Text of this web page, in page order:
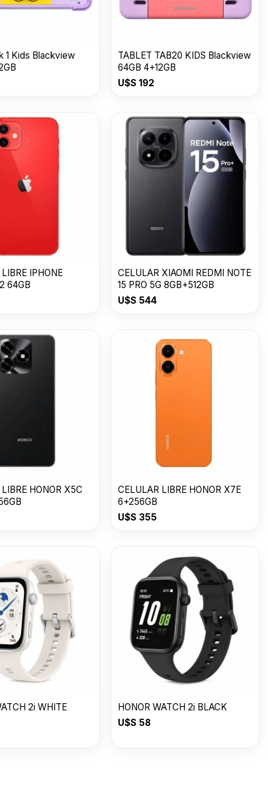
LED COLORES
$499
HCD3588
$
1 Kids Blackview
TABLET TAB20 KIDS Blackview
64GB 4+12GB
U$S 192
IPHONE
64GB
CELULAR XIAOMI REDMI NOTE
15 PRO 5G 8GB+512GB
U$S 544
HONOR X5C
CELULAR LIBRE HONOR X7E
6+256GB
U$S 355
2i WHITE
HONOR WATCH 2i BLACK
U$S 58